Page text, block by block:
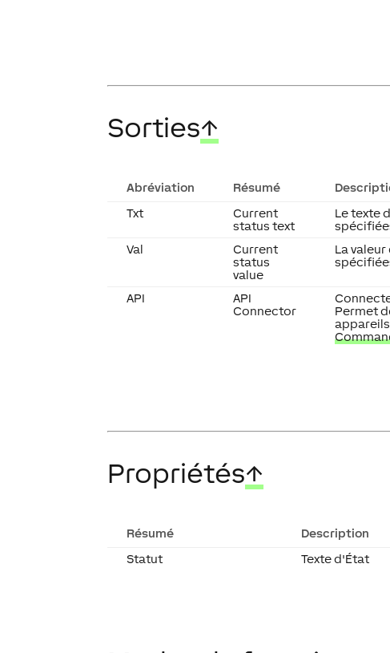
Sorties↑
Abréviation Résumé
Txt
Current
status text
Le texte
Val
Current
status
value
La
API
API
Connector
Permet
Propriétés↑
Résumé Description
Statut
Texte d'État